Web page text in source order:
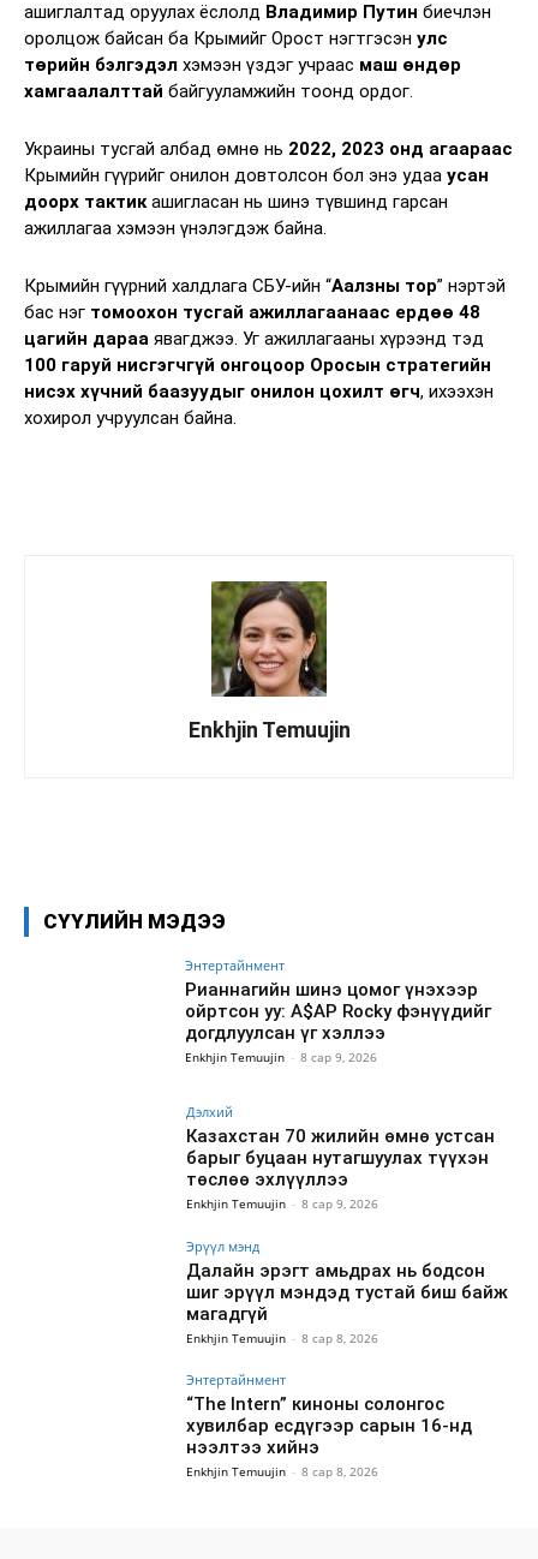
ашиглалтад оруулах ёслолд Владимир Путин биечлэн
оролцож байсан ба Крымийг Орост нэгтгэсэн улс
төрийн бэлгэдэл хэмээн үздэг учраас маш өндөр
хамгаалалттай байгууламжийн тоонд ордог.
Украины тусгай албад өмнө нь 2022, 2023 онд агаараас
Крымийн гүүрийг онилон довтолсон бол энэ удаа усан
доорх тактикашигласан нь шинэ түвшинд гарсан
ажиллагаа хэмээн үнэлэгдэж байна.
Крымийн гүүрний халдлага СБУ-ийн “Аалзны тор” нэртэй
бас нэг томоохон тусгай ажиллагаанаас ердөө 48
цагийн дараа явагджээ. Уг ажиллагааны хүрээнд тэд
100 гаруй нисгэгчгүй онгоцоор Оросын стратегийн
нисэх хүчний баазуудыг онилон цохилт өгч, ихээхэн
хохирол учруулсан байна.
Enkhjin Temuujin
СҮҮЛИЙН МЭДЭЭ
Энтертайнмент
Рианнагийн шинэ цомог үнэхээр
ойртсон уу: A$AP Rocky фэнүүдийг
догдлуулсан үг хэллээ
Enkhjin Temuujin - 8 сар 9, 2026
Дэлхий
Казахстан 70 жилийн өмнө устсан
барыг буцаан нутагшуулах түүхэн
төслөө эхлүүллээ
Enkhjin Temuujin - 8 сар 9, 2026
Эрүүл мэнд
Далайн эрэгт амьдрах нь бодсон
шиг эрүүл мэндэд тустай биш байж
магадгүй
Enkhjin Temuujin - 8 сар 8, 2026
Энтертайнмент
“The Intern” киноны солонгос
хувилбар есдүгээр сарын 16-нд
нээлтээ хийнэ
Enkhjin Temuujin - 8 сар 8, 2026